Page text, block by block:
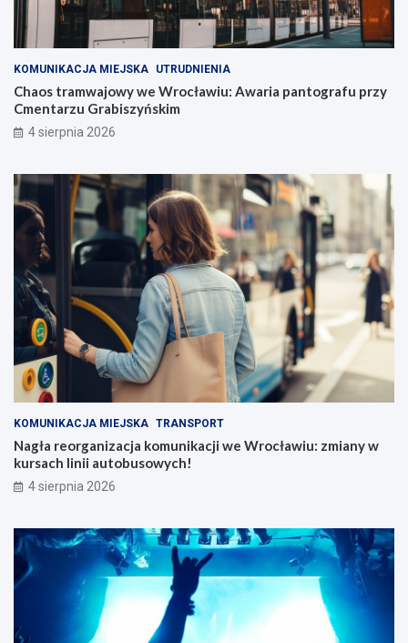
KOMUNIKACJA MIEJSKA UTRUDNIENIA
Chaos tramwajowy we Wrocławiu: Awaria pantografu przy
Cmentarzu Grabiszyńskim
4 sierpnia 2026
KOMUNIKACJA MIEJSKA TRANSPORT
Nagła reorganizacja komunikacji we Wrocławiu: zmiany w
kursach linii autobusowych!
4 sierpnia 2026